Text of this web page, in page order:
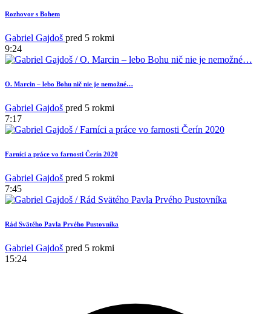
6
Rozhovor s Bohem
Gabriel Gajdoš pred 5 rokmi
9:24
O. Marcin – lebo Bohu nič nie je nemožné…
Gabriel Gajdoš pred 5 rokmi
7:17
Farníci a práce vo farnosti Čerín 2020
Gabriel Gajdoš pred 5 rokmi
7:45
Rád Svätého Pavla Prvého Pustovníka
Gabriel Gajdoš pred 5 rokmi
15:24